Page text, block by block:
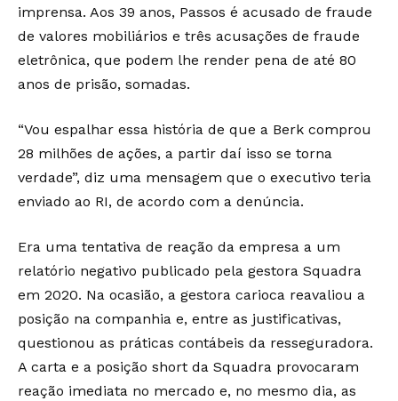
imprensa. Aos 39 anos, Passos é acusado de fraude
de valores mobiliários e três acusações de fraude
eletrônica, que podem lhe render pena de até 80
anos de prisão, somadas.
“Vou espalhar essa história de que a Berk comprou
28 milhões de ações, a partir daí isso se torna
verdade”, diz uma mensagem que o executivo teria
enviado ao RI, de acordo com a denúncia.
Era uma tentativa de reação da empresa a um
relatório negativo publicado pela gestora Squadra
em 2020. Na ocasião, a gestora carioca reavaliou a
posição na companhia e, entre as justificativas,
questionou as práticas contábeis da resseguradora.
A carta e a posição short da Squadra provocaram
reação imediata no mercado e, no mesmo dia, as